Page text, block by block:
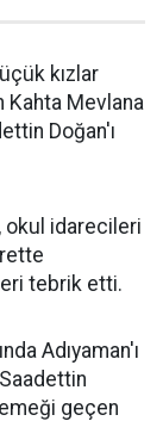
kızlar
Kahta Mevlana
Doğan'ı
okul idarecileri
tebrik etti.
Adıyaman'ı
geçen